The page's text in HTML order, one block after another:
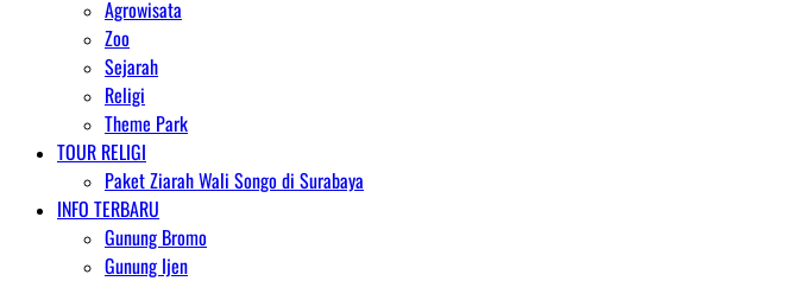
Agrowisata
Zoo
Sejarah
Religi
Theme Park
TOUR RELIGI
Paket Ziarah Wali Songo di Surabaya
INFO TERBARU
Gunung Bromo
Gunung Ijen